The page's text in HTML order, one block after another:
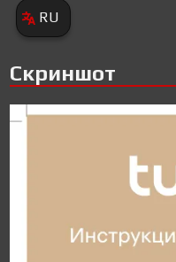
RU
Скриншот